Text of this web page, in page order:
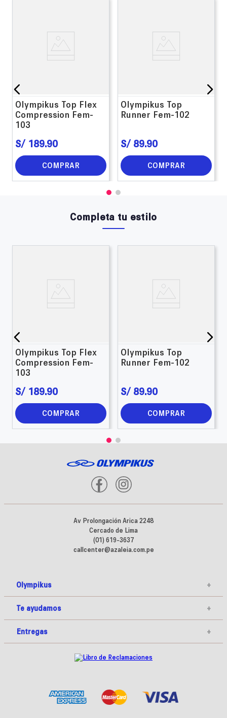
Olympikus Top Flex
Compression Fem-
103
S/ 189.90
COMPRAR
Olympikus Top
Runner Fem-102
S/ 89.90
COMPRAR
Completa tu estilo
Olympikus Top Flex
Compression Fem-
103
S/ 189.90
COMPRAR
Olympikus Top
Runner Fem-102
S/ 89.90
COMPRAR
Av Prolongación Arica 2248
Cercado de Lima
(01) 619-3637
callcenter@azaleia.com.pe
Olympikus +
Te ayudamos +
Entregas +